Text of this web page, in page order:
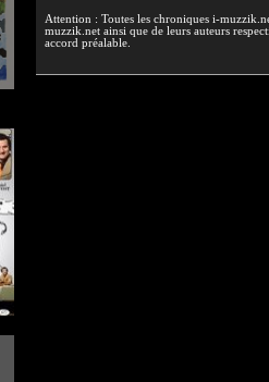
Attention : Toutes les chroniques i-
muzzik.net ainsi que de leurs auteurs
accord préalable.